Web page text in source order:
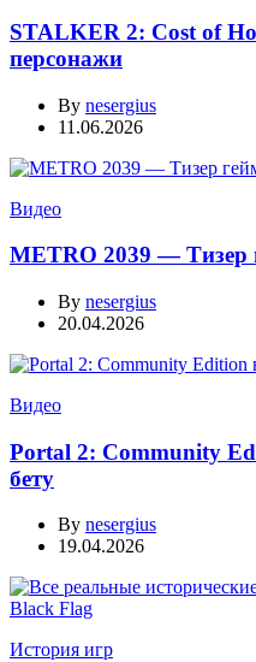
STALKER 2: Cost of
персонажи
By nesergius
11.06.2026
Видео
METRO 2039 — Тизер
By nesergius
20.04.2026
Видео
Portal 2: Community
бету
By nesergius
19.04.2026
История игр